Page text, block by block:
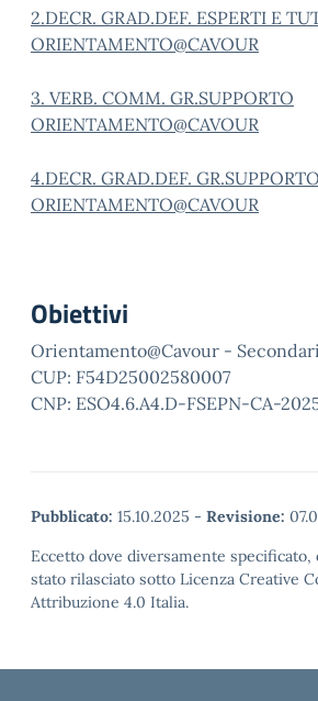
2.DECR. GRAD.DEF. ESPERTI E
ORIENTAMENTO@CAVOUR
3. VERB. COMM. GR.SUPPORTO
ORIENTAMENTO@CAVOUR
4.DECR. GRAD.DEF. GR.SUPPORTO
ORIENTAMENTO@CAVOUR
Obiettivi
Orientamento@Cavour -
CUP: F54D25002580007
CNP: ESO4.6.A4.D-FSEPN-CA-
Pubblicato: 15.10.2025 - Revisione:
Eccetto dove diversamente specificato,
stato rilasciato sotto Licenza Creative
Attribuzione 4.0 Italia.